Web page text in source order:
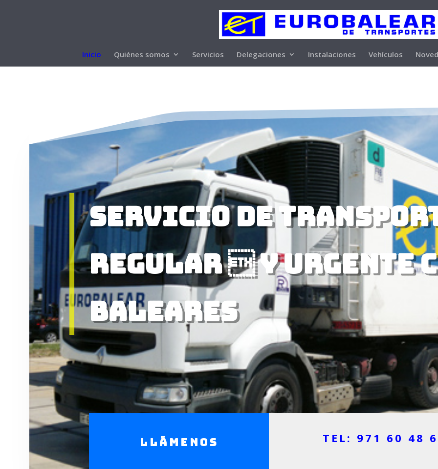
Inicio Quiénes somos Servicios Delegaciones Instalaciones Vehículos
Servicio de
regular  y urgente
Baleares
LLÁMENOS TEL: 971 60 48